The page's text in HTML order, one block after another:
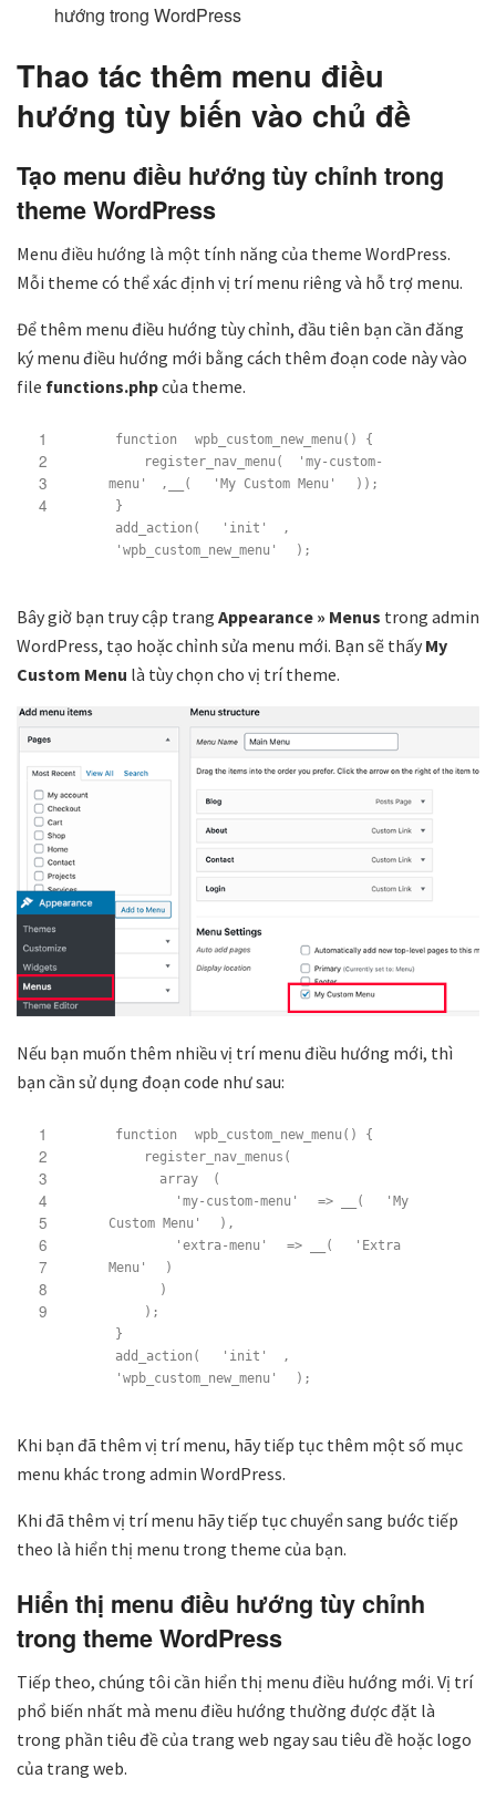
hướng trong WordPress
Thao tác thêm menu điều
hướng tùy biến vào chủ đề
Tạo menu điều hướng tùy chỉnh trong
theme WordPress
Menu điều hướng là một tính năng của theme WordPress.
Mỗi theme có thể xác định vị trí menu riêng và hỗ trợ menu.
Để thêm menu điều hướng tùy chỉnh, đầu tiên bạn cần đăng
ký menu điều hướng mới bằng cách thêm đoạn code này vào
file functions.phpcủa theme.
1
2
3
4
function
wpb_custom_new_menu() {
register_nav_menu(
'my-custom-
menu'
,__( 'My Custom Menu'
));
}
add_action(
'init'
,
'wpb_custom_new_menu'
);
Bây giờ bạn truy cập trang Appearance » Menus trong admin
WordPress, tạo hoặc chỉnh sửa menu mới. Bạn sẽ thấy My
Custom Menu là tùy chọn cho vị trí theme.
Nếu bạn muốn thêm nhiều vị trí menu điều hướng mới, thì
bạn cần sử dụng đoạn code như sau:
1
2
3
4
5
6
7
8
9
function
wpb_custom_new_menu() {
register_nav_menus(
array
(
'my-custom-menu'
=> __(
'My
Custom Menu'
),
'extra-menu'
=> __(
'Extra
Menu'
)
)
);
}
add_action(
'init'
,
'wpb_custom_new_menu'
);
Khi bạn đã thêm vị trí menu, hãy tiếp tục thêm một số mục
menu khác trong admin WordPress.
Khi đã thêm vị trí menu hãy tiếp tục chuyển sang bước tiếp
theo là hiển thị menu trong theme của bạn.
Hiển thị menu điều hướng tùy chỉnh
trong theme WordPress
Tiếp theo, chúng tôi cần hiển thị menu điều hướng mới. Vị trí
phổ biến nhất mà menu điều hướng thường được đặt là
trong phần tiêu đề của trang web ngay sau tiêu đề hoặc logo
của trang web.